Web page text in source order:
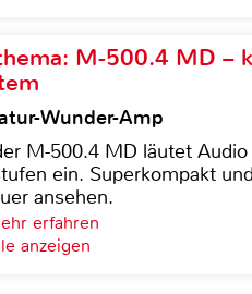
M-500.4 MD –
Wunder-Amp
M-500.4 MD läutet
ein. Superkompakt
ansehen.
erfahren
anzeigen